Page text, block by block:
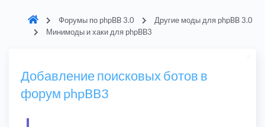
Форумы по phpBB 3.0
Другие моды для phpBB 3.0
Минимоды и хаки для phpBB3
Добавление поисковых ботов в
форум phpBB3